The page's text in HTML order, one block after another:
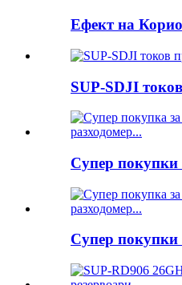
Ефект на
SUP-SDJI
Супер покупки
Супер покупки